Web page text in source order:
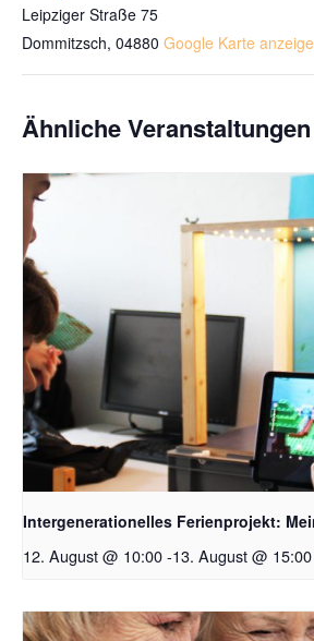
Leipziger Straße 75
Dommitzsch, 04880 Google Karte
Ähnliche Veranstaltungen
Intergenerationelles Ferienprojekt:
12. August @ 10:00-13. August @ 15:00